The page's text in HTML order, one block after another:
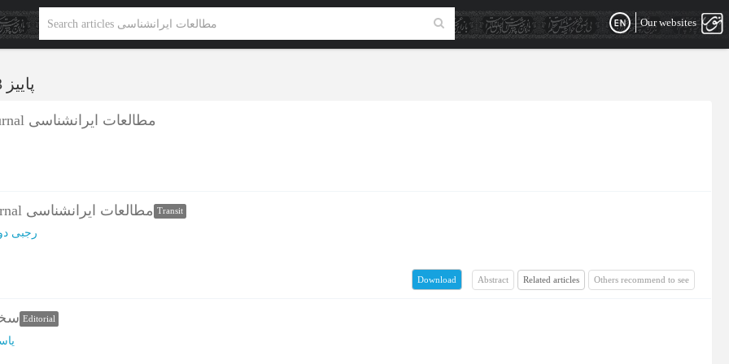
Our websites
پاییز 1403 - شماره 24
شناسنامه علمی - Journal مطالعات ایرانشناسی
راهنمای نگارش - Journal مطالعات ایرانشناسی Transit
رجبی
Download Abstract Related articles Others recommend to see
Editorial